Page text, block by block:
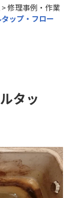
>修理事例・作業
ップ・フロー
タッ